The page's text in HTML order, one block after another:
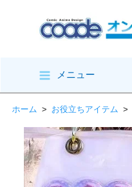
メニュー
ホーム > お役立ちアイテム >